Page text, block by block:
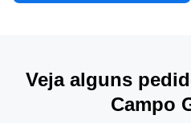
Veja alguns
Campo